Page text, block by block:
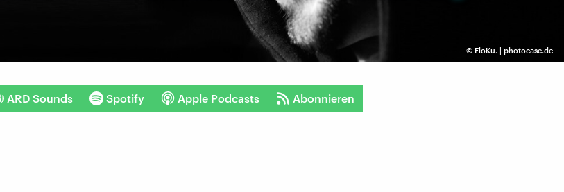
© FloKu. | photocase.de
ARD Sounds Spotify Apple Podcasts Abonnieren